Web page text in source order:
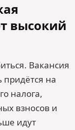
высокий
Вакансия
придётся на
налога,
взносов и
идут